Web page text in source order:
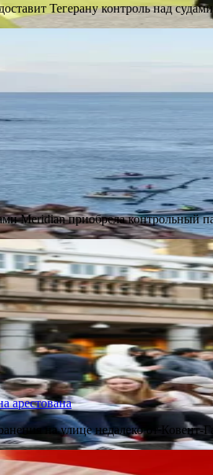
Тегерану контроль над
Meridian приобрела контрольный
арестована
на улице недалеко от Ковент-